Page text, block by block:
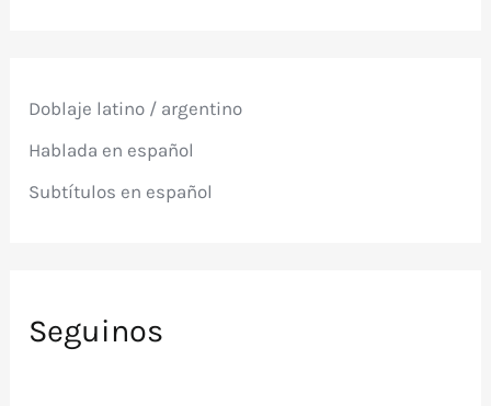
o
:
Doblaje latino / argentino
Hablada en español
Subtítulos en español
Seguinos